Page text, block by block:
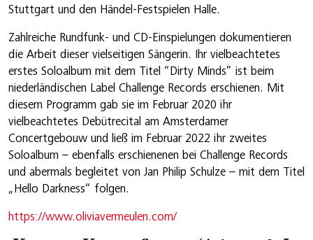
Stuttgart und den Händel-Festspielen Halle.
Zahlreiche Rundfunk- und CD-Einspielungen dokumentieren
die Arbeit dieser vielseitigen Sängerin. Ihr vielbeachtetes
erstes Soloalbum mit dem Titel “Dirty Minds” ist beim
niederländischen Label Challenge Records erschienen. Mit
diesem Programm gab sie im Februar 2020 ihr
vielbeachtetes Debütrecital am Amsterdamer
Concertgebouw und ließ im Februar 2022 ihr zweites
Soloalbum – ebenfalls erschienenen bei Challenge Records
und abermals begleitet von Jan Philip Schulze – mit dem Titel
„Hello Darkness“ folgen.
https://www.oliviavermeulen.com/